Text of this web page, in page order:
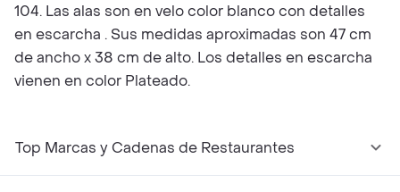
104. Las alas son en velo color blanco con detalles
en escarcha . Sus medidas aproximadas son 47 cm
de ancho x 38 cm de alto. Los detalles en escarcha
vienen en color Plateado.
Top Marcas y Cadenas de Restaurantes